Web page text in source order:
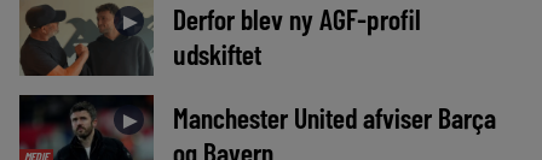
►
Derfor blev ny AGF-profil
udskiftet
MEDIE
►
Manchester United afviser Barça
og Bayern